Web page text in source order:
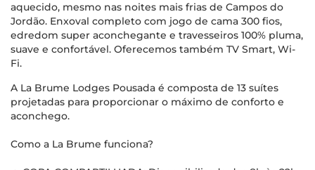
aquecido, mesmo nas noites mais frias de Campos do
Jordão. Enxoval completo com jogo de cama 300 fios,
edredom super aconchegante e travesseiros 100% pluma,
suave e confortável. Oferecemos também TV Smart, Wi-
Fi.
A La Brume Lodges Pousada é composta de 13 suítes
projetadas para proporcionar o máximo de conforto e
aconchego.
Como a La Brume funciona?